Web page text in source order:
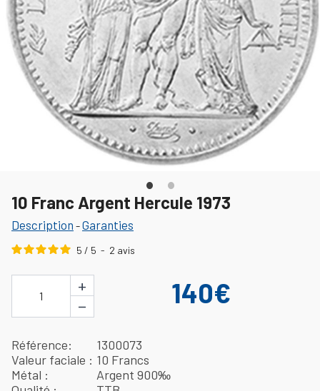
10 Franc Argent Hercule 1973
Description -Garanties
5 / 5 - 2 avis
1
+
−
140€
Référence
1300073
Valeur faciale
10 Francs
Métal
Argent 900‰